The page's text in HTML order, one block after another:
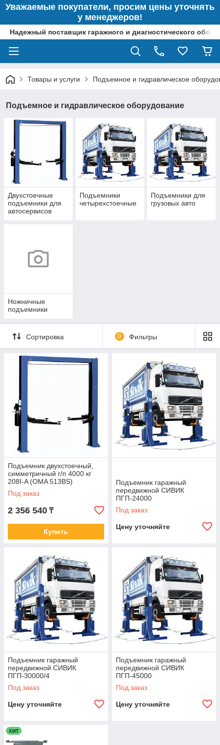
Уважаемые покупатели, просим цены уточнять
у менеджеров!
Надежный поставщик гаражного и диагностического
Товары и услуги Подъемное и гидравлическое
Подъемное и гидравлическое оборудование
Двухстоечные
подъемники для
автосервисов
Подъемники
четырехстоечные
Подъемники для
грузовых авто
Ножничные
подъемники
Сортировка 0 Фильтры
Подъемник двухстоечный,
симметричный г/п 4000 кг
208I-A (OMA 513BS)
Под заказ
2 356 540 ₸
Купить
Подъемник гаражный
передвижной СИВИК
ПГП-24000
Под заказ
Цену уточняйте
Подъемник гаражный
передвижной СИВИК
ПГП-30000/4
Под заказ
Цену уточняйте
Подъемник гаражный
передвижной СИВИК
ПГП-45000
Под заказ
Цену уточняйте
хит